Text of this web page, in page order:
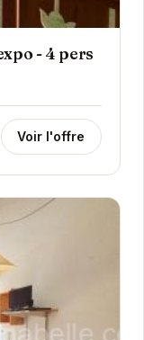
- 4 pers
Voir l'offre